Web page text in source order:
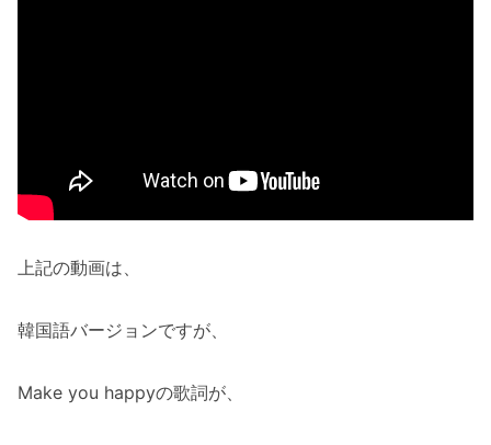
上記の動画は、
韓国語バージョンですが、
Make you happyの歌詞が、